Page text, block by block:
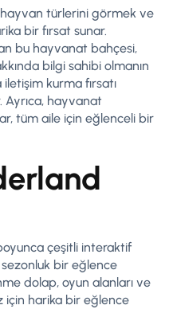
türlerini görmek ve
bir fırsat sunar.
bu hayvanat bahçesi,
bilgi sahibi olmanın
iletişim kurma fırsatı
hayvanat
tüm aile için eğlenceli bir
çeşitli interaktif
bir eğlence
dolap, oyun alanları ve
için harika bir eğlence